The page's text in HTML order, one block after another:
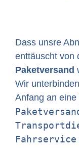
Dass unsre
enttäuscht von
Paketversand
Wir
Anfang an
Fahrservice